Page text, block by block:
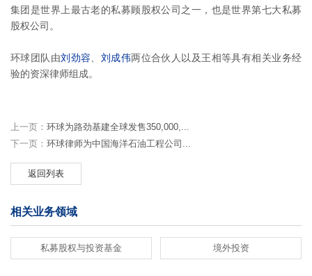
集团是世界上最古老的私募顾股权公司之一，也是世界第七大私募
股权公司。
环球团队由刘劲容 刘成伟两位合伙人以及王相等具有相关业务经
验的资深律师组成。
上一页： 环球为路劲基建全球发售350,000,...
下一页： 环球律师为中国海洋石油工程公司...
返回列表
相关业务领域
私募股权与投资基金 境外投资